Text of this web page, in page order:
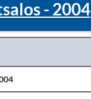
- 2004